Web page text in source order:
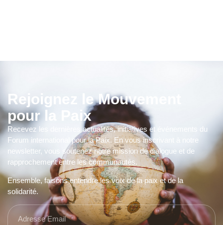
Rejoignez le Mouvement
pour la Paix
Recevez les dernières actualités, initiatives et événements du
Forum international pour la Paix. En vous inscrivant à notre
newsletter, vous soutenez notre mission de dialogue et de
rapprochement entre les communautés.
Ensemble, faisons entendre les voix de la paix et de la
solidarité.